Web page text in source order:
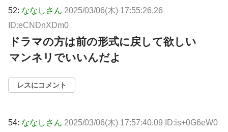
52: ななしさん 2025/03/06(木) 17:55:26.26
ID:eCNDnXDm0
ドラマの方は前の形式に戻して欲しい
マンネリでいいんだよ
レスにコメント
54: ななしさん 2025/03/06(木) 17:57:40.09 ID:is+0G6eW0